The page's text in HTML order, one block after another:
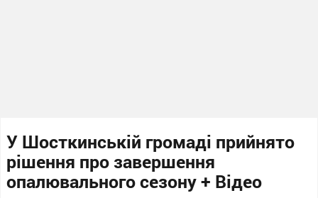
У Шосткинській громаді прийнято
рішення про завершення
опалювального сезону + Відео